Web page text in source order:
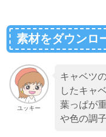
素材をダウンロ
ユッキー
キャベツ
したキャ
葉っぱが
や色の調